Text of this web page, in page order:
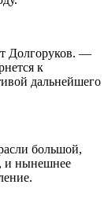
Долгоруков. —
к
дальнейшего
большой,
и нынешнее